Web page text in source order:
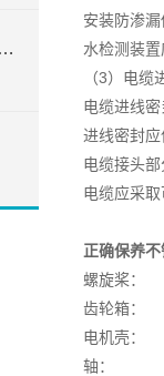
FQB型浮筒式离心曝气机的广泛应用
安装防渗
水检测装
（3）电缆
电缆进线
进线密封
电缆接头
电缆应采
正确保养
螺旋桨
齿轮
电机壳
轴： 不